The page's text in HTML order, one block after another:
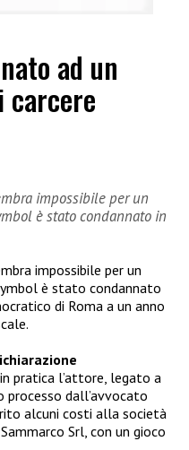
ad un
carcere
impossibile per un
è stato condannato in
impossibile per un
è stato condannato
di Roma a un anno
pratica l’attore, legato a
dall’avvocato
alcuni costi alla società
Srl, con un gioco